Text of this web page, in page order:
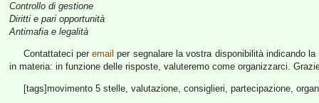
Controllo di gestione
Diritti e pari opportunità
Antimafia e legalità
Contattateci peremail per segnalare la vostra disponibilità indicando
in materia: in funzione delle risposte, valuteremo come organizzarci.
[tags]movimento 5 stelle, valutazione, consiglieri, partecipazione,